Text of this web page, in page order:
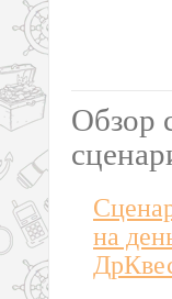
Обзор
на